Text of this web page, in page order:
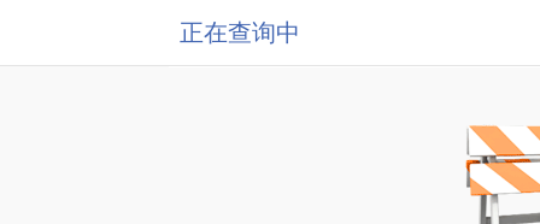
正在查询中